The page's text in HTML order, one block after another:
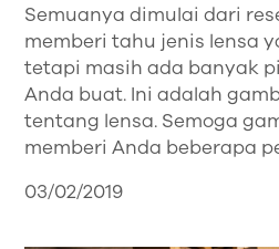
Semuanya dimulai dari
memberi tahu jenis lensa
tetapi masih ada banyak
Anda buat. Ini adalah
tentang lensa. Semoga
memberi Anda beberapa
03/02/2019